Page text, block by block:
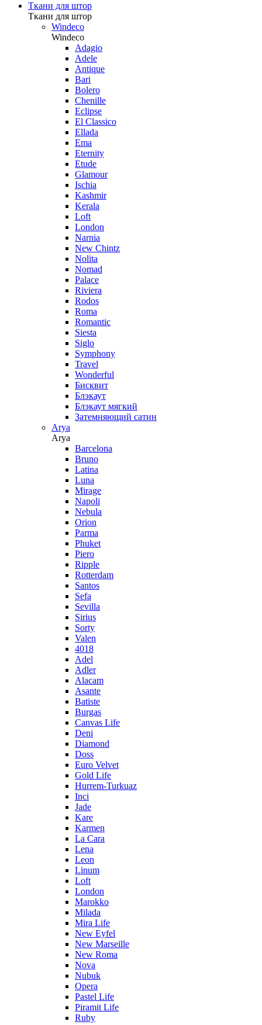
Ткани для штор
Ткани для штор
Windeco
Windeco
Adagio
Adele
Antique
Bari
Bolero
Chenille
Eclipse
El Classico
Ellada
Ema
Eternity
Etude
Glamour
Ischia
Kashmir
Kerala
Loft
London
Narnia
New Chintz
Nolita
Nomad
Palace
Riviera
Rodos
Roma
Romantic
Siesta
Siglo
Symphony
Travel
Wonderful
Бисквит
Блэкаут
Блэкаут мягкий
Затемняющий сатин
Arya
Arya
Barcelona
Bruno
Latina
Luna
Mirage
Napoli
Nebula
Orion
Parma
Phuket
Piero
Ripple
Rotterdam
Santos
Sefa
Sevilla
Sirius
Sorty
Valen
4018
Adel
Adler
Alacam
Asante
Batiste
Burgas
Canvas Life
Deni
Diamond
Doss
Euro Velvet
Gold Life
Hurrem-Turkuaz
Inci
Jade
Kare
Karmen
La Cara
Lena
Leon
Linum
Loft
London
Marokko
Milada
Mira Life
New Eyfel
New Marseille
New Roma
Nova
Nubuk
Opera
Pastel Life
Piramit Life
Ruby